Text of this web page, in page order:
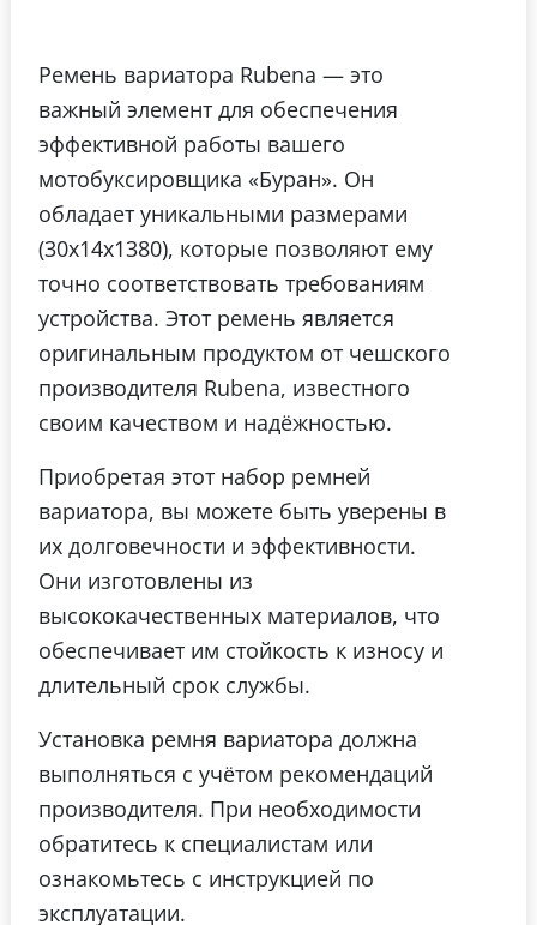
Ремень вариатора Rubena — это
важный элемент для обеспечения
эффективной работы вашего
мотобуксировщика «Буран». Он
обладает уникальными размерами
(30х14х1380), которые позволяют ему
точно соответствовать требованиям
устройства. Этот ремень является
оригинальным продуктом от чешского
производителя Rubena, известного
своим качеством и надёжностью.
Приобретая этот набор ремней
вариатора, вы можете быть уверены в
их долговечности и эффективности.
Они изготовлены из
высококачественных материалов, что
обеспечивает им стойкость к износу и
длительный срок службы.
Установка ремня вариатора должна
выполняться с учётом рекомендаций
производителя. При необходимости
обратитесь к специалистам или
ознакомьтесь с инструкцией по
эксплуатации.